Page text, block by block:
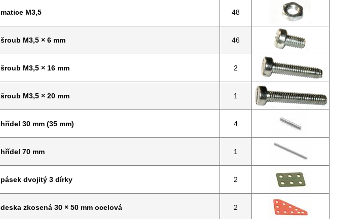
matice M3,5 48
šroub M3,5 × 6 mm 46
šroub M3,5 × 16 mm 2
šroub M3,5 × 20 mm 1
hřídel 30 mm (35 mm) 4
hřídel 70 mm 1
pásek dvojitý 3 dírky 2
deska zkosená 30 × 50 mm ocelová 2